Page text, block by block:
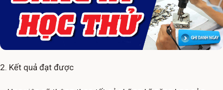
2. Kết quả đạt được